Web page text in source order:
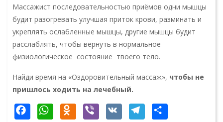
Массажист последовательностью приёмов одни мышцы
будит разогревать улучшая приток крови, разминать и
укреплять ослабленные мышцы, другие мышцы будит
расслаблять, чтобы вернуть в нормальное
физиологическое состояние твоего тело.
Найди время на «Оздоровительный массаж», чтобы не
пришлось ходить на лечебный.
Facebook
WhatsApp
Odnoklassniki
Viber
VK Telegram